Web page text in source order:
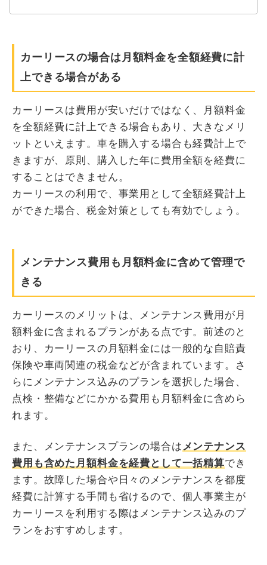
カーリースの場合は月額料金を全額経費に計
上できる場合がある
カーリースは費用が安いだけではなく、月額料金
を全額経費に計上できる場合もあり、大きなメリ
ットといえます。車を購入する場合も経費計上で
きますが、原則、購入した年に費用全額を経費に
することはできません。
カーリースの利用で、事業用として全額経費計上
ができた場合、税金対策としても有効でしょう。
メンテナンス費用も月額料金に含めて管理で
きる
カーリースのメリットは、メンテナンス費用が月
額料金に含まれるプランがある点です。前述のと
おり、カーリースの月額料金には一般的な自賠責
保険や車両関連の税金などが含まれています。さ
らにメンテナンス込みのプランを選択した場合、
点検・整備などにかかる費用も月額料金に含めら
れます。
また、メンテナンスプランの場合はメンテナンス
費用も含めた月額料金を経費として一括精算でき
ます。故障した場合や日々のメンテナンスを都度
経費に計算する手間も省けるので、個人事業主が
カーリースを利用する際はメンテナンス込みのプ
ランをおすすめします。